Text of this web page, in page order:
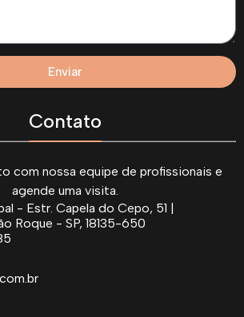
Enviar
Contato
com nossa equipe de profissionais e
agende uma visita.
- Estr. Capela do Cepo, 51 |
Roque - SP, 18135-650